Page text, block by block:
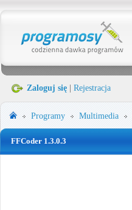
Zaloguj się Rejestracja
Programy Multimedia
FFCoder 1.3.0.3